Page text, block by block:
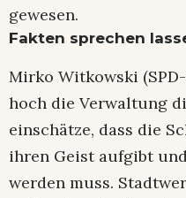
gewesen.
Fakten sprechen
Mirko Witkowski
hoch die Verwaltung
einschätze, dass die
ihren Geist aufgibt
werden muss.